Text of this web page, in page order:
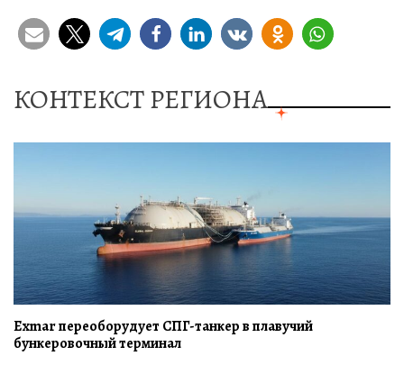
КОНТЕКСТ РЕГИОНА
Exmar переоборудует СПГ-танкер в плавучий
бункеровочный терминал